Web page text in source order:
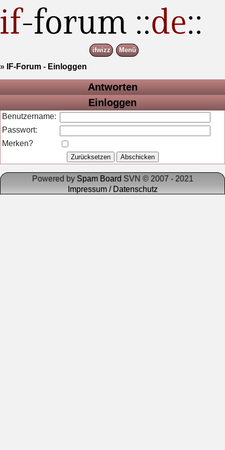
ifwizz Menü
» IF-Forum - Einloggen
Antworten
Einloggen
Benutzername:
Passwort:
Merken?
Powered by Spam Board SVN © 2007 - 2021
Impressum / Datenschutz